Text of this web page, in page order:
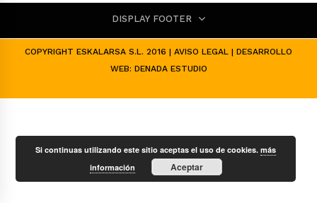
DISPLAY FOOTER
COPYRIGHT ESKALARSA S.L. 2016 | AVISO LEGAL | DESARROLLO
WEB: DENADA ESTUDIO
Si continuas utilizando este sitio aceptas el uso de cookies.más
información
Aceptar